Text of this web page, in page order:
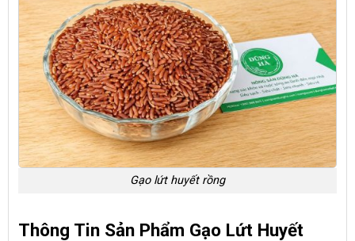
Gạo lứt huyết rồng
Thông Tin Sản Phẩm Gạo Lứt Huyết